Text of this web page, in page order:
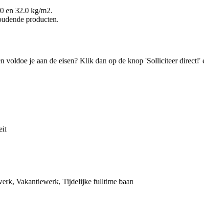
en 32.0 kg/m2.
producten.
voldoe je aan de eisen? Klik dan op de knop 'Solliciteer
Vakantiewerk, Tijdelijke fulltime baan